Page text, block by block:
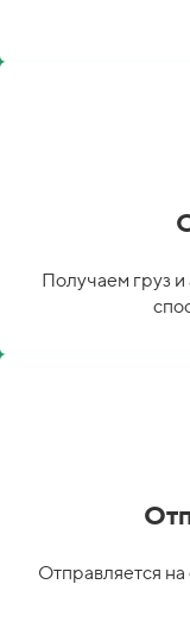
Получаем груз
Отправляется